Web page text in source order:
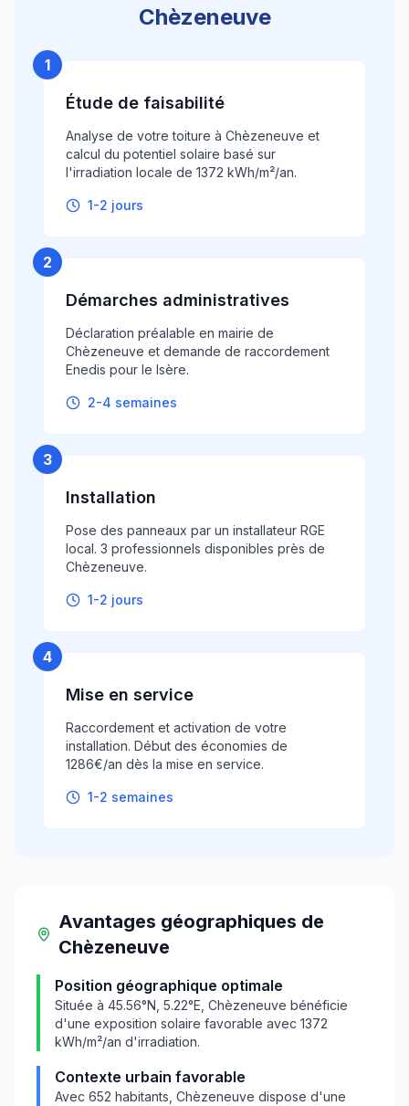
Chèzeneuve
1
Étude de faisabilité
Analyse de votre toiture à Chèzeneuve et
calcul du potentiel solaire basé sur
l'irradiation locale de 1372 kWh/m²/an.
1-2 jours
2
Démarches administratives
Déclaration préalable en mairie de
Chèzeneuve et demande de raccordement
Enedis pour le Isère.
2-4 semaines
3
Installation
Pose des panneaux par un installateur RGE
local. 3 professionnels disponibles près de
Chèzeneuve.
1-2 jours
4
Mise en service
Raccordement et activation de votre
installation. Début des économies de
1286€/an dès la mise en service.
1-2 semaines
Avantages géographiques de
Chèzeneuve
Position géographique optimale
Située à 45.56°N, 5.22°E, Chèzeneuve bénéficie
d'une exposition solaire favorable avec 1372
kWh/m²/an d'irradiation.
Contexte urbain favorable
Avec 652 habitants, Chèzeneuve dispose d'une